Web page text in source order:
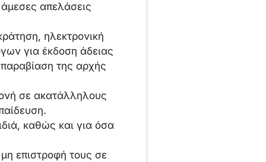
απελάσεις
ηλεκτρονική
για έκδοση άδειας
παραβίαση της αρχής
σε ακατάλληλους
καθώς και για όσα
επιστροφή τους σε